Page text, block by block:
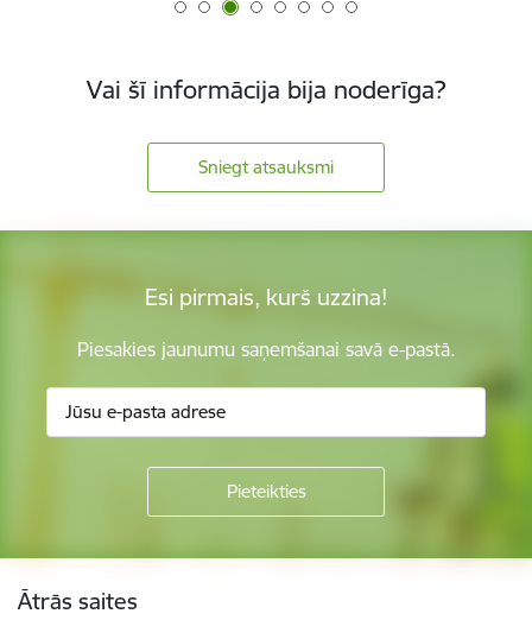
Vai šī informācija bija noderīga?
Sniegt atsauksmi
Esi pirmais, kurš uzzina!
Piesakies jaunumu saņemšanai savā e-pastā.
Kājene
Ātrās saites